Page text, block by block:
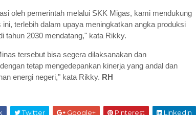
oleh pemerintah melalui SKK Migas, kami mendukung
terlebih dalam upaya meningkatkan angka produksi
tahun 2030 mendatang," kata Rikky.
tersebut bisa segera dilaksanakan dan
tetap mengedepankan kinerja yang andal dan
energi negeri," kata Rikky. RH
Twitter Google+ Pinterest Linkedin